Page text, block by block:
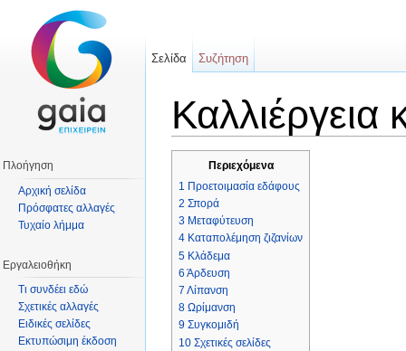
Καλλιέργεια
Περιεχόμενα
1 Προετοιμασία εδάφους
2 Σπορά
3 Μεταφύτευση
4 Καταπολέμηση ζιζανίων
5 Κλάδεμα
6 Άρδευση
7 Λίπανση
8 Ωρίμανση
9 Συγκομιδή
10 Σχετικές σελίδες
Σελίδα Συζήτηση
Πλοήγηση
Αρχική σελίδα
Πρόσφατες αλλαγές
Τυχαίο λήμμα
Εργαλειοθήκη
Τι συνδέει εδώ
Σχετικές αλλαγές
Ειδικές σελίδες
Εκτυπώσιμη έκδοση